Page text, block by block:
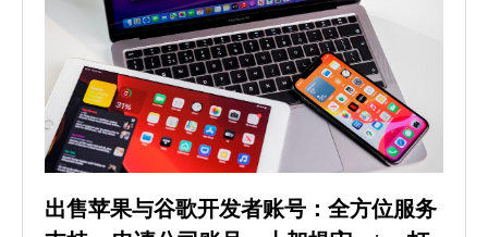
出售苹果与谷歌开发者账号：全方位服务